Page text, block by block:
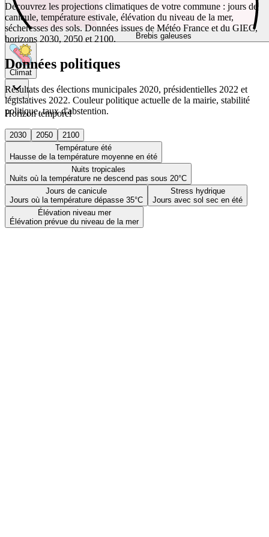
Brebis galeuses
Climat
Horizon temporel
2030 2050
2100
Température été
Hausse de la température moyenne en été
Nuits tropicales
Nuits où la température ne descend pas sous 20°C
Jours de canicule
Jours où la température dépasse 35°C
Stress hydrique
Jours avec sol sec en été
Élévation niveau mer
Élévation prévue du niveau de la mer
Découvrez les projections climatiques de votre commune : jours de
canicule, température estivale, élévation du niveau de la mer,
sécheresses des sols. Données issues de Météo France et du GIEC,
horizons 2030, 2050 et 2100.
Données politiques
Résultats des élections municipales 2020, présidentielles 2022 et
législatives 2022. Couleur politique actuelle de la mairie, stabilité
politique, taux d'abstention.